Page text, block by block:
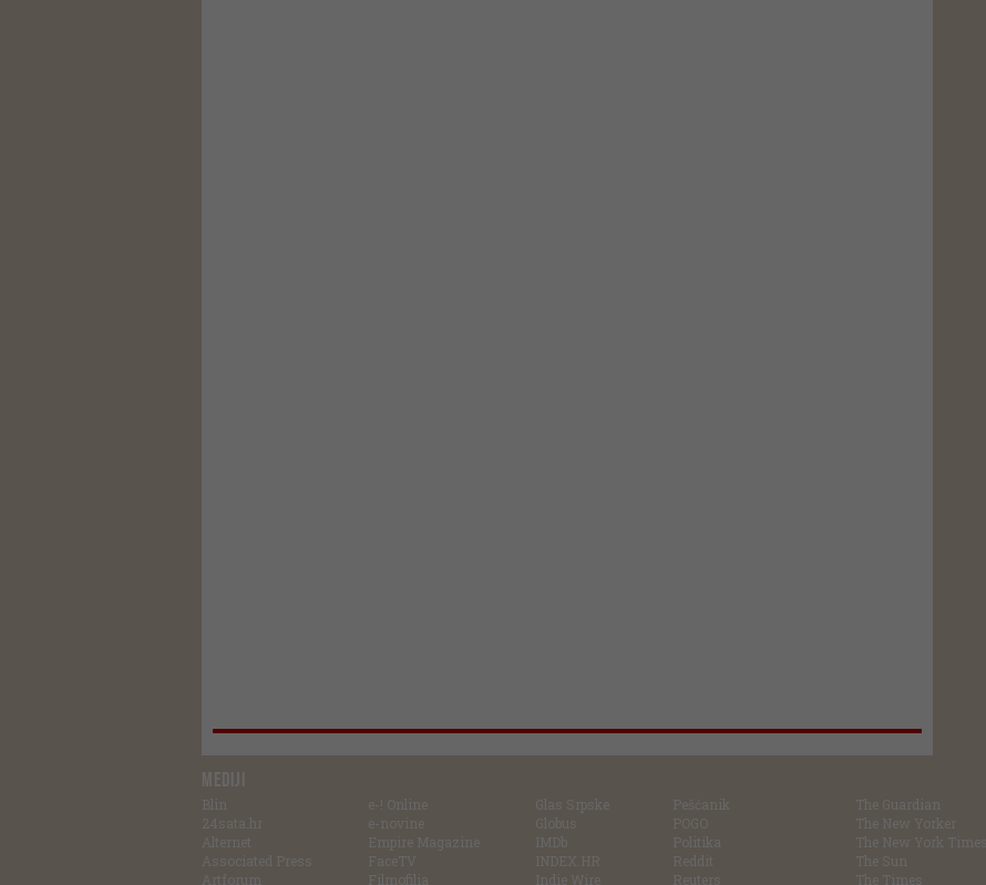
MEDIJI
Blin
24sata.hr
Alternet
Associated Press
Artforum
e-! Online
e-novine
Empire Magazine
FaceTV
Filmofilia
Glas Srpske
Globus
IMDb
INDEX.HR
Indie Wire
Pešćanik
POGO
Politika
Reddit
Reuters
The Guardian
The New Yorker
The New York Times
The Sun
The Times